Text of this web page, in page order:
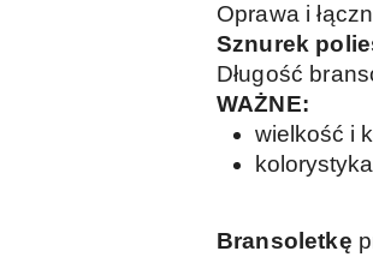
Oprawa i
Sznurek
Długość
WAŻNE:
wielkość i
Bransoletkę